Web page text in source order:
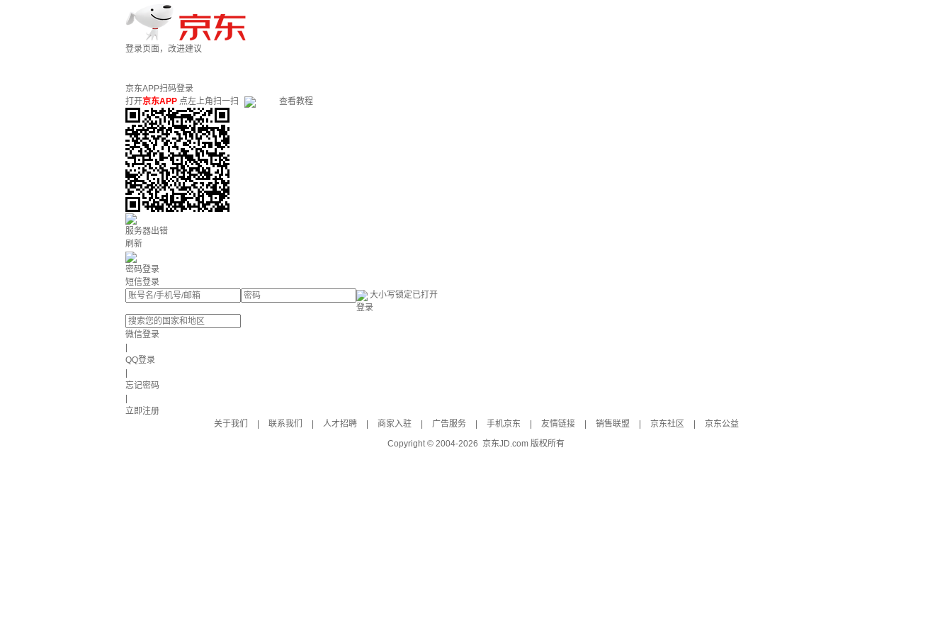
登录页面，改进建议
京东APP扫码登录
打开京东APP 点左上角扫一扫 查看教程
服务器出错
刷新
密码登录
短信登录
大小写锁定已打开
登录
微信登录
QQ登录
忘记密码
立即注册
关于我们
联系我们 人才招聘 商家入驻 广告服务 手机京东 友情链接 销售联盟 京东社区
京东公益
Copyright © 2004-2026 京东JD.com 版权所有